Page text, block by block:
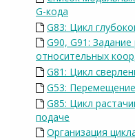
G-кода
G83: Цикл
G90, G91:
относительных
G81: Цикл
G53:
G85: Цикл
подаче
Организация